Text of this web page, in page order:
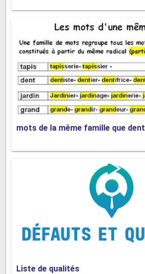
mots de la même famille que dent
Liste de qualités